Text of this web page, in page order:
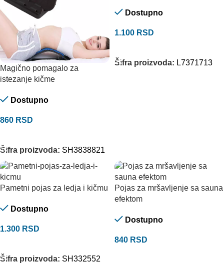
Magično pomagalo za
istezanje kičme
Dostupno
860 RSD
Šifra proizvoda: SH3838821
Dostupno
1.100 RSD
Šifra proizvoda: L7371713
Pametni pojas za ledja i kičmu
Dostupno
1.300 RSD
Šifra proizvoda: SH332552
Pojas za mršavljenje sa sauna
efektom
Dostupno
840 RSD